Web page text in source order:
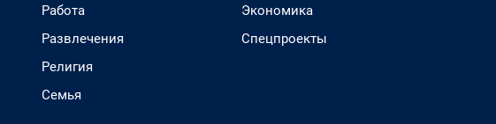
Работа
Развлечения
Религия
Семья
Экономика
Спецпроекты